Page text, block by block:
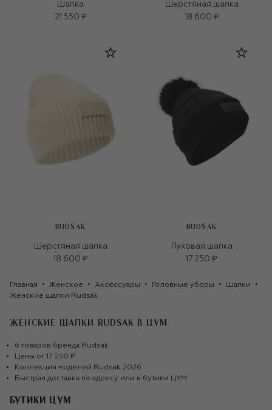
Шапка
21 550 ₽
Шерстяная шапка
18 600 ₽
RUDSAK
Шерстяная шапка
18 600 ₽
RUDSAK
Пуховая шапка
17 250 ₽
Главная Женское Аксессуары Головные уборы
Шапки
Женские шапки Rudsak
ЖЕНСКИЕ ШАПКИ RUDSAK В ЦУМ
6 товаров бренда Rudsak
Цены от 17 250 ₽
Коллекция моделей Rudsak 2026
Быстрая доставка по адресу или в бутики ЦУМ
БУТИКИ ЦУМ